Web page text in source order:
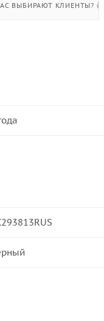
ВЫБИРАЮТ КЛИЕНТЫ? 👍